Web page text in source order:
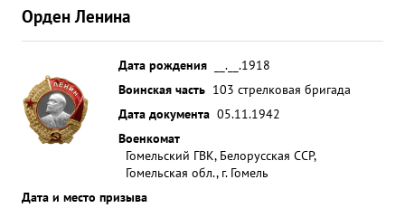
Орден Ленина
Дата рождения
__.__.1918
Воинская часть 103 стрелковая бригада
Дата документа 05.11.1942
Военкомат
Гомельский ГВК, Белорусская ССР,
Гомельская обл., г. Гомель
Дата и место призыва